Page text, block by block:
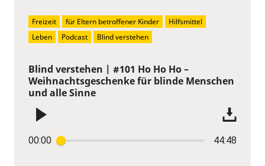
Blind verstehen | #101 Ho Ho Ho –
Weihnachtsgeschenke für blinde Menschen
und alle Sinne
00:00 44:48
Freizeit für Eltern betroffener Kinder
Hilfsmittel
Leben
Podcast Blind verstehen